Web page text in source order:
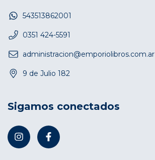
543513862001
0351 424-5591
administracion@emporiolibros.com.ar
9 de Julio 182
Sigamos conectados